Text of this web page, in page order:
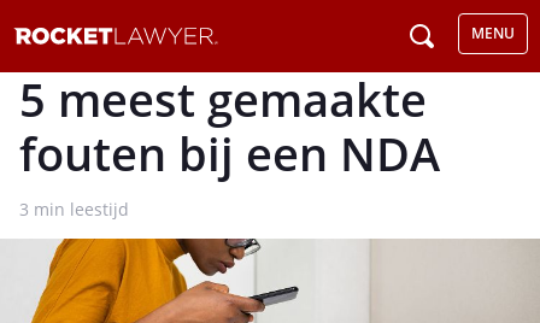
MENU
5 meest gemaakte
fouten bij een NDA
3 min leestijd